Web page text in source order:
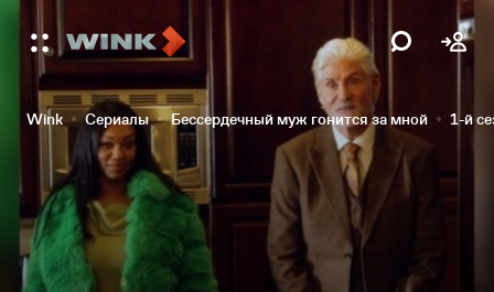
Wink Сериалы Бессердечный муж гонится за мной 1-й